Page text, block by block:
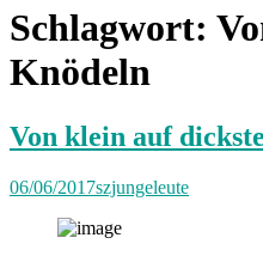
Schlagwort:
Knödeln
Von klein auf
06/06/2017szjungeleute